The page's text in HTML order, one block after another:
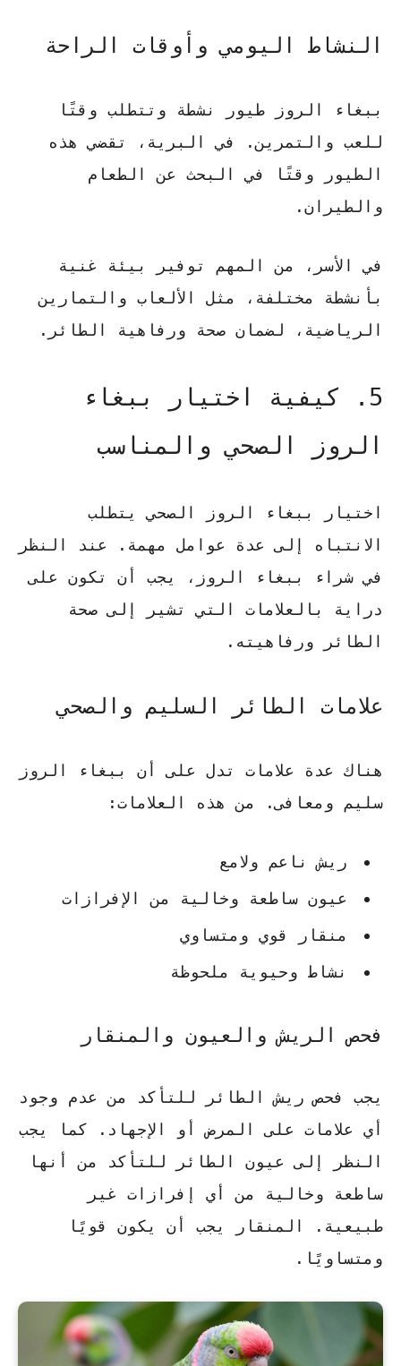
النشاط اليومي وأوقات الراحة
ببغاء الروز طيور نشطة وتتطلب وقتًا
للعب والتمرين. في البرية، تقضي هذه
الطيور وقتًا في البحث عن الطعام
والطيران.
في الأسر، من المهم توفير بيئة غنية
بأنشطة مختلفة، مثل الألعاب والتمارين
الرياضية، لضمان صحة ورفاهية الطائر.
5. كيفية اختيار ببغاء
الروز الصحي والمناسب
اختيار ببغاء الروز
الصحي يتطلب
الانتباه إلى عدة عوامل مهمة. عند النظر
في شراء ببغاء الروز، يجب أن تكون على
دراية بالعلامات التي تشير إلى صحة
الطائر ورفاهيته.
علامات الطائر السليم والصحي
هناك عدة علامات تدل على أن ببغاء الروز
سليم ومعافى. من هذه العلامات:
ريش ناعم ولامع
عيون ساطعة وخالية من الإفرازات
منقار قوي ومتساوي
نشاط وحيوية ملحوظة
فحص الريش والعيون والمنقار
يجب فحص ريش الطائر للتأكد من عدم وجود
أي علامات على المرض أو الإجهاد. كما يجب
النظر إلى عيون الطائر للتأكد من أنها
ساطعة وخالية من أي إفرازات غير
طبيعية. المنقار يجب أن يكون قويًا
ومتساويًا.